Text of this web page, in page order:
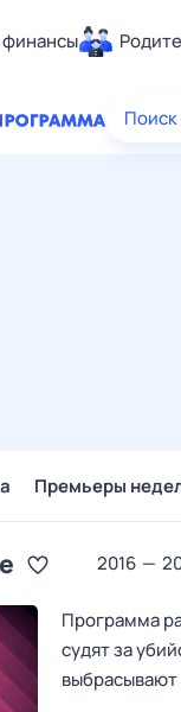
Премьеры
2016 —
Программа
судят за
выбрасывают